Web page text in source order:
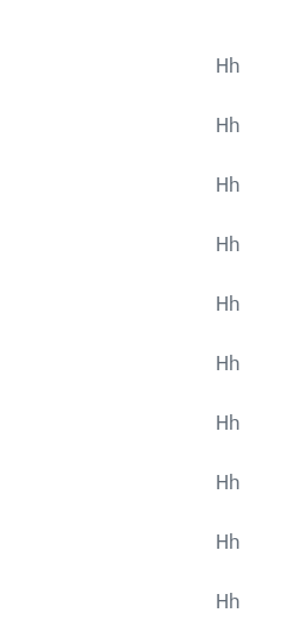
Hh
Hh
Hh
Hh
Hh
Hh
Hh
Hh
Hh
Hh